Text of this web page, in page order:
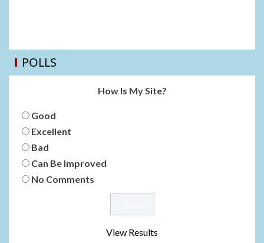
POLLS
How Is My Site?
Good
Excellent
Bad
Can Be Improved
No Comments
View Results